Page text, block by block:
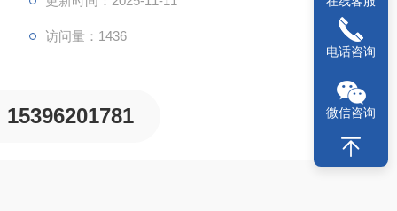
访问量：1436
15396201781
电话咨询
微信咨询